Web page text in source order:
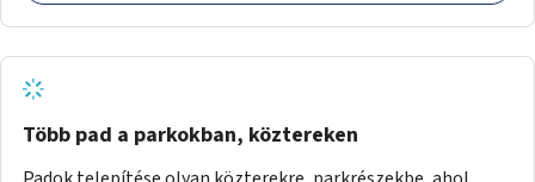
Több pad a parkokban, köztereken